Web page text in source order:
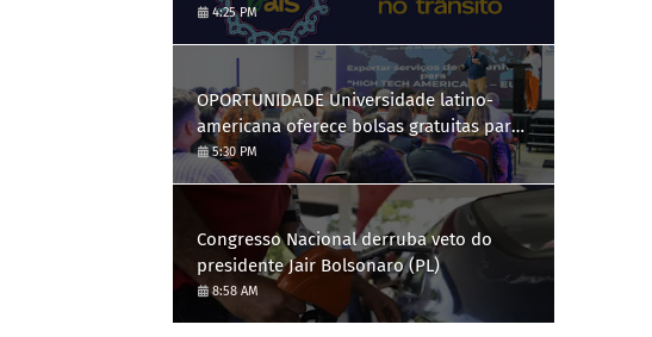
Gravatá, de 29 de julho a 3 de agosto
4:25 PM
OPORTUNIDADE Universidade latino-
americana oferece bolsas gratuitas para
Engenharia de Software; saiba como se
candidatar
5:30 PM
Congresso Nacional derruba veto do
presidente Jair Bolsonaro (PL)
8:58 AM